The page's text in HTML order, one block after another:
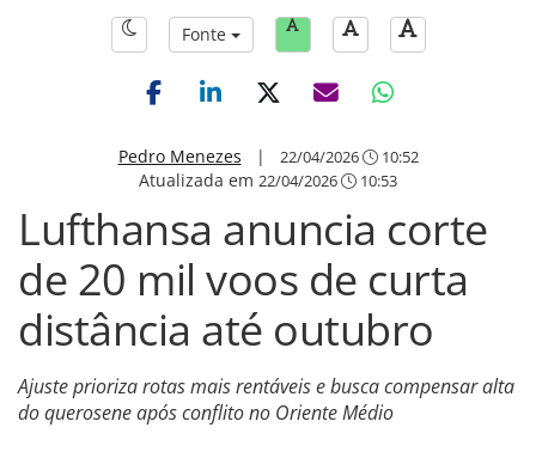
Fonte
Pedro Menezes | 22/04/2026 10:52
Atualizada em 22/04/2026 10:53
Lufthansa anuncia corte
de 20 mil voos de curta
distância até outubro
Ajuste prioriza rotas mais rentáveis e busca compensar alta
do querosene após conflito no Oriente Médio